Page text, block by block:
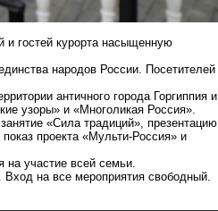
и гостей курорта насыщенную
народов России. Посетителей
античного города Горгиппия и
узоры» и «Многоликая Россия».
«Сила традиций», презентацию
проекта «Мульти-Россия» и
на участие всей семьи.
Вход на все мероприятия свободный.